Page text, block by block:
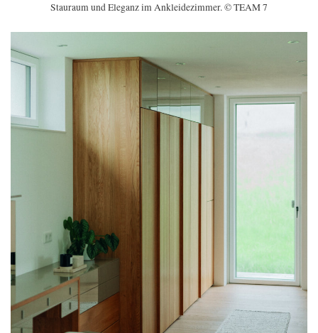
Stauraum und Eleganz im Ankleidezimmer. © TEAM 7